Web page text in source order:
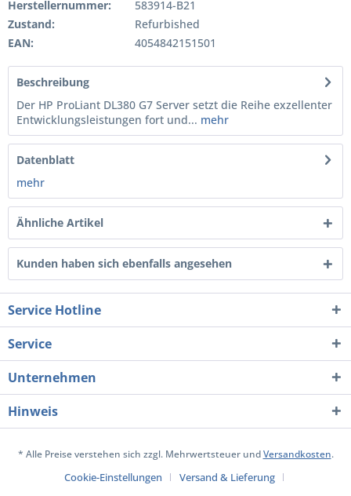
Herstellernummer:
583914-B21
Zustand:
Refurbished
EAN:
4054842151501
Beschreibung
Der HP ProLiant DL380 G7 Server setzt die Reihe exzellenter
Entwicklungsleistungen fort und... mehr
Datenblatt
mehr
Ähnliche Artikel
Kunden haben sich ebenfalls angesehen
Service Hotline
Service
Unternehmen
Hinweis
* Alle Preise verstehen sich zzgl. Mehrwertsteuer undVersandkosten.
Cookie-Einstellungen Versand & Lieferung